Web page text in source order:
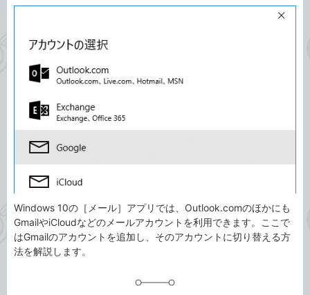
カ
ゴ
グ
Windows 10の［メール］アプリでは、Outlook.comのほかにも
GmailやiCloudなどのメールアカウントを利用できます。ここで
はGmailのアカウントを追加し、そのアカウントに切り替える方
法を解説します。